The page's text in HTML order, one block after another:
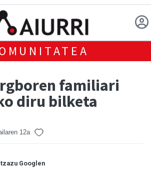
familiari
diru bilketa
12a
Googlen